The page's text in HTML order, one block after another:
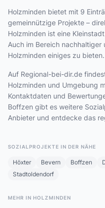
Holzminden bietet mit 9
gemeinnützige Projekte –
Holzminden ist eine
Auch im Bereich
Holzminden einiges zu bieten.
Auf Regional-bei-dir.de
Holzminden und Umgebung
Kontaktdaten und
Boffzen gibt es weitere
Anbieter und entdecke das
SOZIALPROJEKTE IN DER NÄHE
Höxter Bevern Boffzen
Stadtoldendorf
MEHR IN HOLZMINDEN